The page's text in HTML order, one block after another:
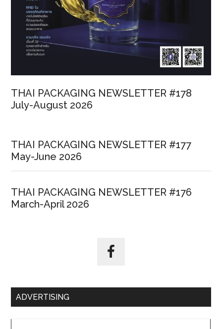
THAI PACKAGING NEWSLETTER #178
July-August 2026
THAI PACKAGING NEWSLETTER #177
May-June 2026
THAI PACKAGING NEWSLETTER #176
March-April 2026
ADVERTISING